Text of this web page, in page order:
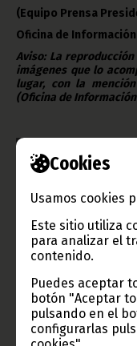
Cookies
Usamos cookies
Este sitio utiliza
para analizar el
contenido.
Puedes aceptar
botón "Aceptar
pulsando en el
configurarlas
(Equipo Prensa
Oficina de
Aviso: La
imágenes que lo
lugar, con la
(Oficina de